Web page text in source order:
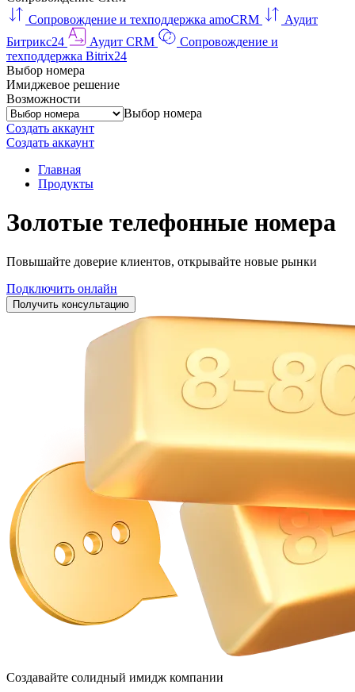
Сопровождение и техподдержка amoCRM
Аудит
Битрикс24
Аудит CRM
Сопровождение и
техподдержка Bitrix24
Выбор номера
Имиджевое решение
Возможности
Выбор номера
Создать аккаунт
Создать аккаунт
Главная
Продукты
Золотые телефонные номера
Повышайте доверие клиентов, открывайте новые рынки
Подключить онлайн
Получить консультацию
Cоздавайте солидный имидж компании